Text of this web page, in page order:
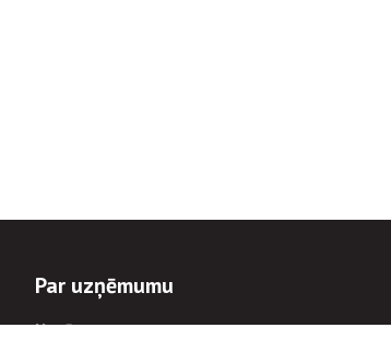
Par uzņēmumu
Uzņēmums